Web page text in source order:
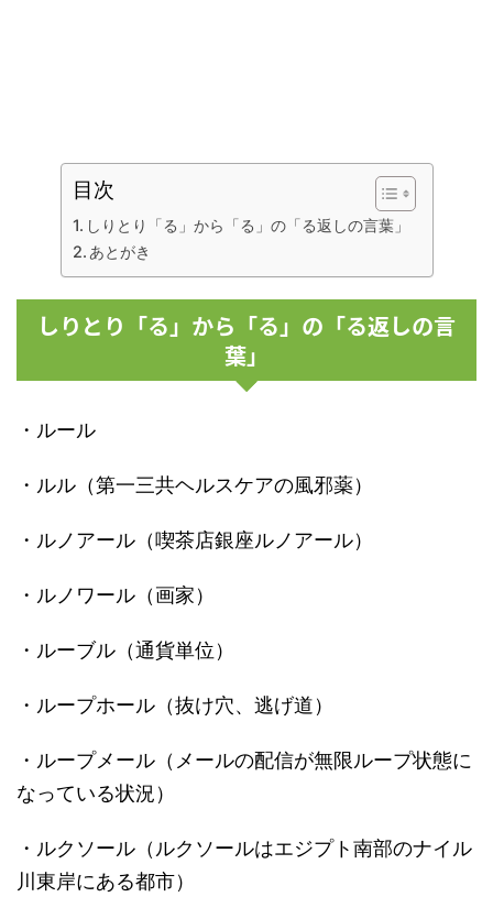
目次
しりとり「る」から「る」の「る返しの言葉」
あとがき
しりとり「る」から「る」の「る返しの言
葉」
・ルール
・ルル（第一三共ヘルスケアの風邪薬）
・ルノアール（喫茶店銀座ルノアール）
・ルノワール（画家）
・ルーブル（通貨単位）
・ループホール（抜け穴、逃げ道）
・ループメール（メールの配信が無限ループ状態に
なっている状況）
・ルクソール（ルクソールはエジプト南部のナイル
川東岸にある都市）